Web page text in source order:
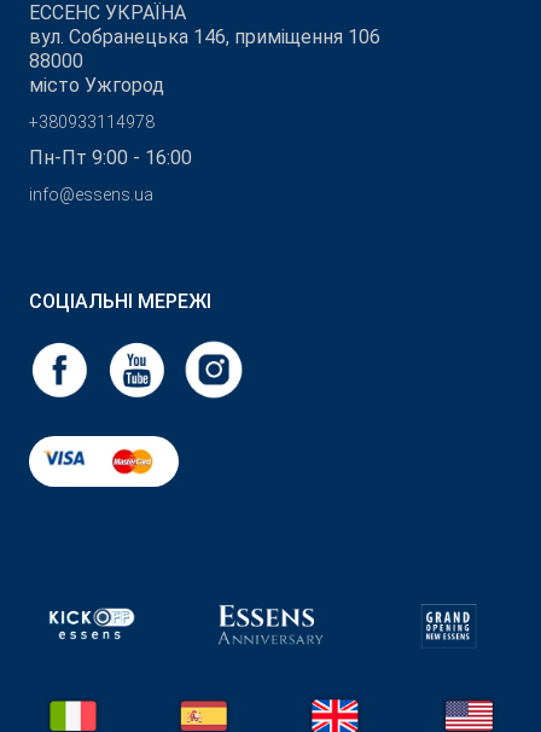
ЕССЕНС УКРАЇНА
вул. Собранецька 146, приміщення 106
88000
місто Ужгород
+380933114978
Пн-Пт 9:00 - 16:00
info@essens.ua
СОЦІАЛЬНІ МЕРЕЖІ